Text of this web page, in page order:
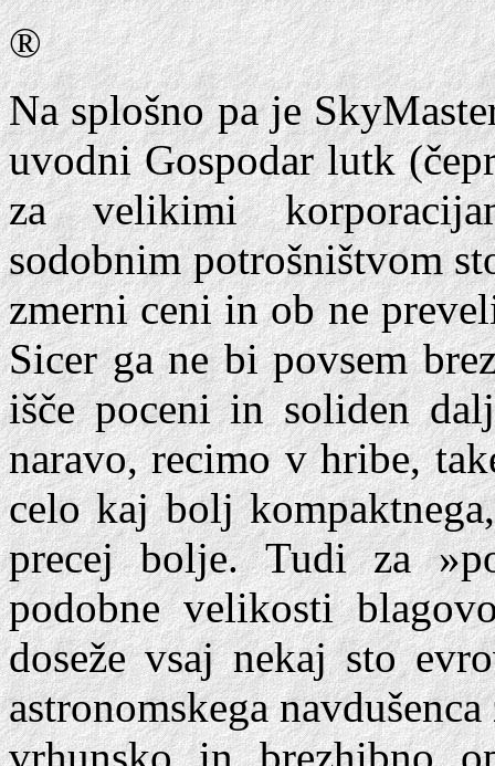
®
Na splošno pa je
uvodni Gospodar lutk
za velikimi
sodobnim potrošništvom
zmerni ceni in ob ne
Sicer ga ne bi povsem
išče poceni in soliden
naravo, recimo v hribe,
celo kaj bolj
precej bolje. Tudi za
podobne velikosti
doseže vsaj nekaj sto
astronomskega
vrhunsko in brezhibno